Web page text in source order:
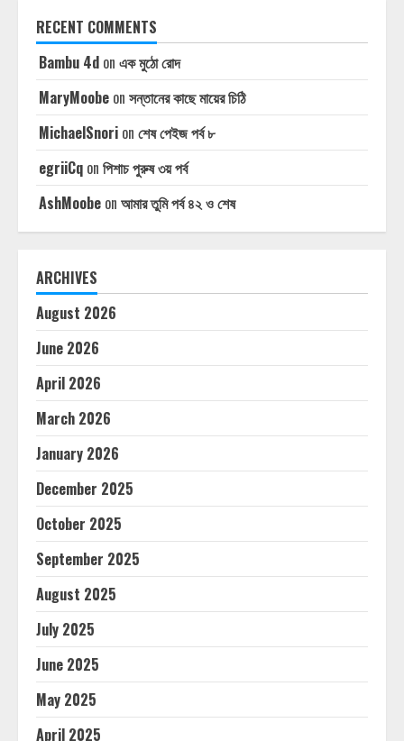
RECENT COMMENTS
Bambu 4d on এক মুঠো রোদ
MaryMoobe on সন্তানের কাছে মায়ের চিঠি
MichaelSnori on শেষ পেইজ পর্ব ৮
egriiCq on পিশাচ পুরুষ ৩য় পর্ব
AshMoobe on আমার তুমি পর্ব ৪২ ও শেষ
ARCHIVES
August 2026
June 2026
April 2026
March 2026
January 2026
December 2025
October 2025
September 2025
August 2025
July 2025
June 2025
May 2025
April 2025